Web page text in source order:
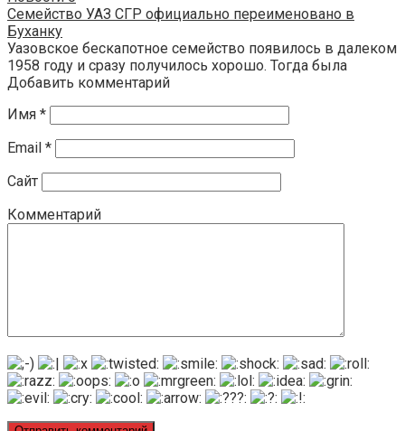
Семейство УАЗ СГР официально переименовано в
Буханку
Уазовское бескапотное семейство появилось в далеком
1958 году и сразу получилось хорошо. Тогда была
Добавить комментарий
Имя *
Email *
Сайт
Комментарий